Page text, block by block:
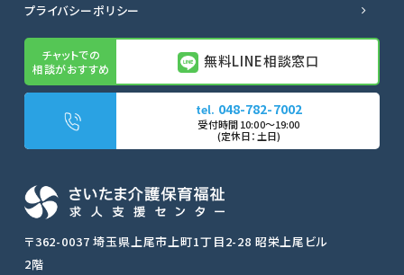
無料LINE相談窓口
転職サポートに申し込む
〒362-0037 埼玉県上尾市上町1丁目2-28 昭栄上尾ビル
2階
プライバシーポリシー
無料LINE相談窓口
048-782-7002